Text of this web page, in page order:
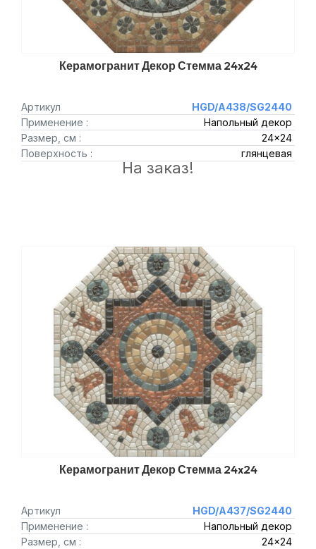
Керамогранит Декор Стемма 24x24
Артикул
HGD/A438/SG2440
Применение :
Напольный декор
Размер, см :
24x24
Поверхность :
глянцевая
На заказ!
Керамогранит Декор Стемма 24x24
Артикул
HGD/A437/SG2440
Применение :
Напольный декор
Размер, см :
24x24